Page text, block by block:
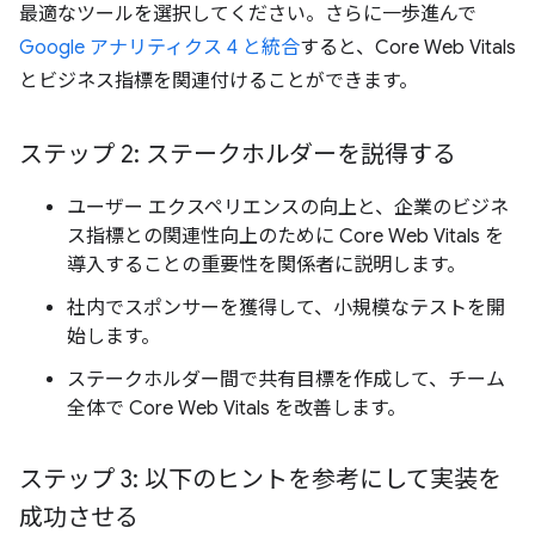
最適なツールを選択してください。さらに一歩進んで
Google アナリティクス 4 と統合すると、Core Web Vitals
とビジネス指標を関連付けることができます。
ステップ 2: ステークホルダーを説得する
ユーザー エクスペリエンスの向上と、企業のビジネ
ス指標との関連性向上のために Core Web Vitals を
導入することの重要性を関係者に説明します。
社内でスポンサーを獲得して、小規模なテストを開
始します。
ステークホルダー間で共有目標を作成して、チーム
全体で Core Web Vitals を改善します。
ステップ 3: 以下のヒントを参考にして実装を
成功させる